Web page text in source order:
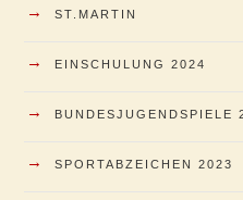
→ ST.MARTIN
→ EINSCHULUNG 2024
→ BUNDESJUGENDSPIELE
→ SPORTABZEICHEN 2023